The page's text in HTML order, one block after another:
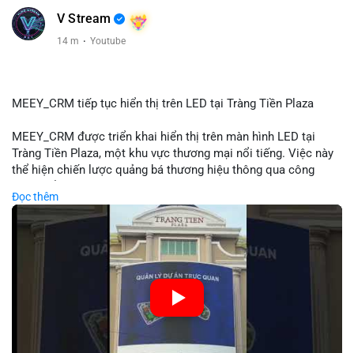
V Stream
14 m · Youtube
MEEY_CRM tiếp tục hiển thị trên LED tại Tràng Tiền Plaza
MEEY_CRM được triển khai hiển thị trên màn hình LED tại
Tràng Tiền Plaza, một khu vực thương mại nổi tiếng. Việc này
thể hiện chiến lược quảng bá thương hiệu thông qua công
lớn hàng ngày, giúp tăng cường nhận diện thương hiệu
MEEY_CRM. Mô hình này kết hợp công nghệ LED với việc đặt
sản tại điểm giao thông quan trọng.
🎥 Xem video trực tiếp tại:
Đọc thêm